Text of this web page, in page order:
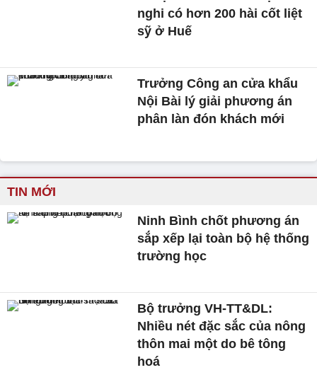
nghi có hơn 200 hài cốt liệt
sỹ ở Huế
Trưởng Công an cửa khẩu
Nội Bài lý giải phương án
phân làn đón khách mới
TIN MỚI
Ninh Bình chốt phương án
sắp xếp lại toàn bộ hệ thống
trường học
Bộ trưởng VH-TT&DL:
Nhiều nét đặc sắc của nông
thôn mai một do bê tông
hoá